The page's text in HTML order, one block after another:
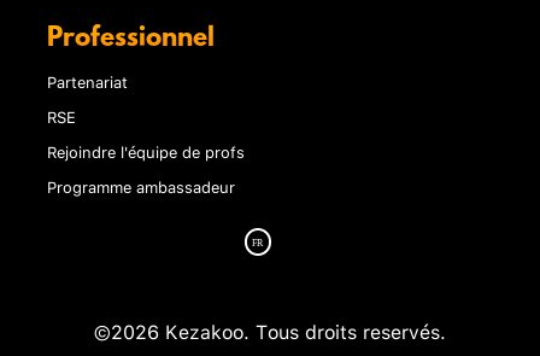
Professionnel
Partenariat
RSE
Rejoindre l'équipe de profs
Programme ambassadeur
©2026 Kezakoo. Tous droits reservés.